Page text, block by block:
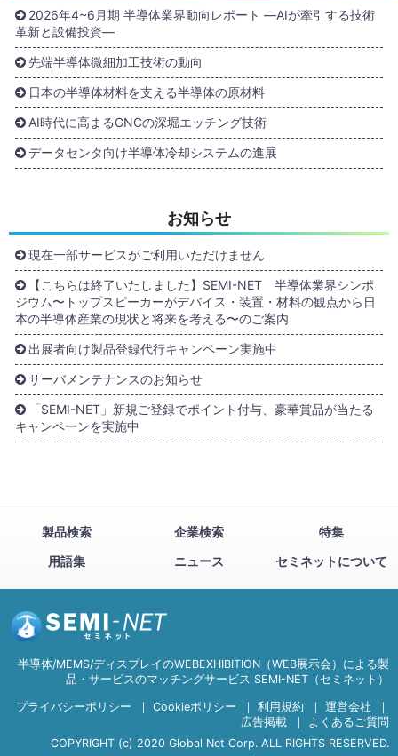
2026年4~6月期 半導体業界動向レポート ―AIが牽引する技術
革新と設備投資―
先端半導体微細加工技術の動向
日本の半導体材料を支える半導体の原材料
AI時代に高まるGNCの深堀エッチング技術
データセンタ向け半導体冷却システムの進展
お知らせ
現在一部サービスがご利用いただけません
【こちらは終了いたしました】SEMI-NET 半導体業界シンポ
ジウム〜トップスピーカーがデバイス・装置・材料の観点から日
本の半導体産業の現状と将来を考える〜のご案内
出展者向け製品登録代行キャンペーン実施中
サーバメンテナンスのお知らせ
「SEMI-NET」新規ご登録でポイント付与、豪華賞品が当たる
キャンペーンを実施中
製品検索 企業検索
特集
用語集
ニュース セミネットについて
半導体/MEMS/ディスプレイのWEBEXHIBITION（WEB展示会）による製
品・サービスのマッチングサービス SEMI-NET（セミネット）
プライバシーポリシー ｜ Cookieポリシー ｜ 利用規約 ｜ 運営会社
｜
広告掲載
｜
よくあるご質問
COPYRIGHT (c) 2020 Global Net Corp. ALL RIGHTS RESERVED.